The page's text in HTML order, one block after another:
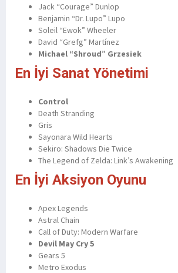
Jack “Courage” Dunlop
Benjamin “Dr. Lupo” Lupo
Soleil “Ewok” Wheeler
David “Grefg” Martínez
Michael “Shroud” Grzesiek
En İyi Sanat Yönetimi
Control
Death Stranding
Gris
Sayonara Wild Hearts
Sekiro: Shadows Die Twice
The Legend of Zelda: Link’s Awakening
En İyi Aksiyon Oyunu
Apex Legends
Astral Chain
Call of Duty: Modern Warfare
Devil May Cry 5
Gears 5
Metro Exodus